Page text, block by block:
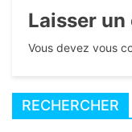
Laisser
Vous devez vous
RECHERCHER